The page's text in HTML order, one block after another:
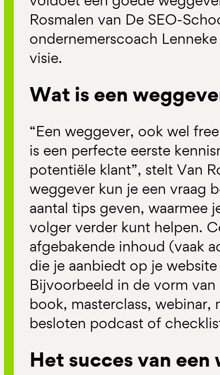
Rosmalen van De SEO-
ondernemerscoach
visie.
Wat is een
“Een weggever, ook wel
is een perfecte eerste
potentiële klant”, stelt Van
weggever kun je een vraag
aantal tips geven, waarmee
volger verder kunt helpen.
afgebakende inhoud (vaak
die je aanbiedt op je
Bijvoorbeeld in de vorm
book, masterclass, webinar,
besloten podcast of
Het succes van